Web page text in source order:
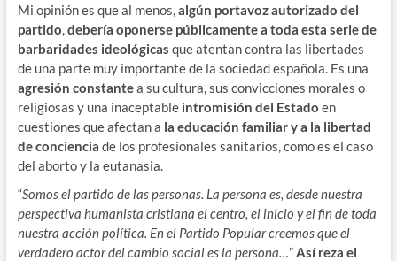
Mi opinión es que al menos,algún portavoz autorizado del
partido,debería oponerse públicamente a toda esta serie de
barbaridades ideológicas que atentan contra las libertades
de una parte muy importante de la sociedad española. Es una
agresión constantea su cultura, sus convicciones morales o
religiosas y una inaceptable intromisión del Estado en
cuestiones que afectan a la educación familiar y a la libertad
de conciencia de los profesionales sanitarios, como es el caso
del aborto y la eutanasia.
“Somos el partido de las personas. La persona es, desde nuestra
perspectiva humanista cristiana el centro, el inicio y el fin de toda
nuestra acción política. En el Partido Popular creemos que el
verdadero actor del cambio social es la persona…”Así reza el